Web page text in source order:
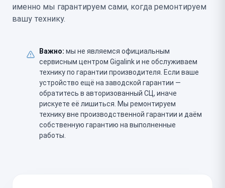
именно мы гарантируем сами, когда ремонтируем
вашу технику.
Важно: мы не являемся официальным
сервисным центром Gigalink и не обслуживаем
технику по гарантии производителя. Если ваше
устройство ещё на заводской гарантии —
обратитесь в авторизованный СЦ, иначе
рискуете её лишиться. Мы ремонтируем
технику вне производственной гарантии и даём
собственную гарантию на выполненные
работы.